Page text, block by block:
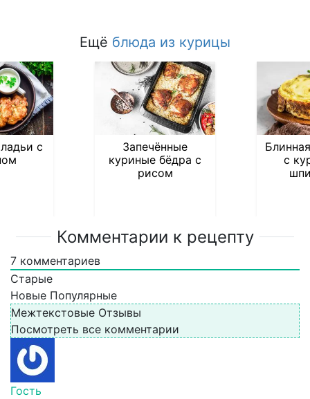
Ещё блюда из курицы
с
Запечённые
куриные бёдра с
рисом
с
Комментарии к рецепту
7 комментариев
Старые
Новые Популярные
Межтекстовые Отзывы
Посмотреть все комментарии
Гость